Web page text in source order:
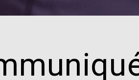
de juges de La Haye